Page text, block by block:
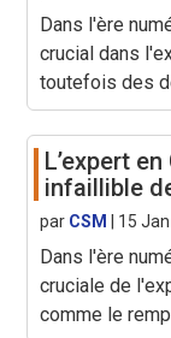
Dans l'ère
crucial dans
toutefois des
L’expert
infaillible
par CSM 15
Dans l'ère
cruciale de
comme le